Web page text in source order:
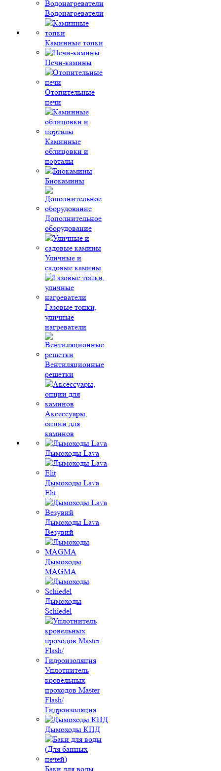
Водонагреватели
Каминные топки
Печи-камины
Отопительные
печи
Каминные
облицовки и
порталы
Биокамины
Дополнительное
оборудование
Уличные и
садовые камины
Газовые топки,
уличные
нагреватели
Вентиляционные
решетки
Аксессуары,
опции для
каминов
Дымоходы Lava
Дымоходы Lava
Elit
Дымоходы Lava
Везувий
Дымоходы
MAGMA
Дымоходы
Schiedel
Уплотнитель
кровельных
проходов Master
Flash/
Гидроизоляция
Дымоходы КПД
Баки для воды